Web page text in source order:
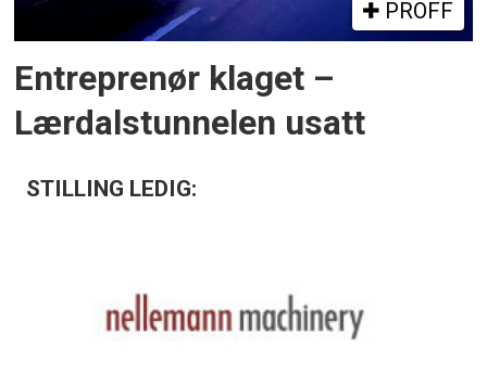
PROFF
Entreprenør klaget –
Lærdalstunnelen usatt
STILLING LEDIG: